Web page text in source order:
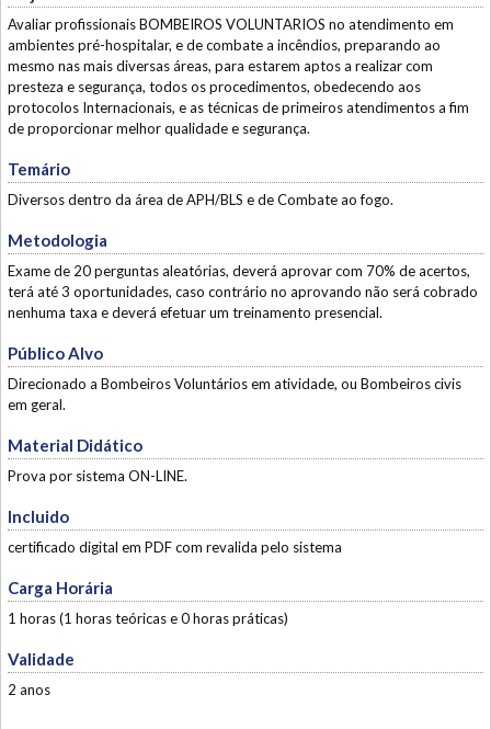
Avaliar profissionais BOMBEIROS VOLUNTARIOS no atendimento em
ambientes pré-hospitalar, e de combate a incêndios, preparando ao
mesmo nas mais diversas áreas, para estarem aptos a realizar com
presteza e segurança, todos os procedimentos, obedecendo aos
protocolos Internacionais, e as técnicas de primeiros atendimentos a fim
de proporcionar melhor qualidade e segurança.
Temário
Diversos dentro da área de APH/BLS e de Combate ao fogo.
Metodologia
Exame de 20 perguntas aleatórias, deverá aprovar com 70% de acertos,
terá até 3 oportunidades, caso contrário no aprovando não será cobrado
nenhuma taxa e deverá efetuar um treinamento presencial.
Público Alvo
Direcionado a Bombeiros Voluntários em atividade, ou Bombeiros civis
em geral.
Material Didático
Prova por sistema ON-LINE.
Incluido
certificado digital em PDF com revalida pelo sistema
Carga Horária
1 horas (1 horas teóricas e 0 horas práticas)
Validade
2 anos